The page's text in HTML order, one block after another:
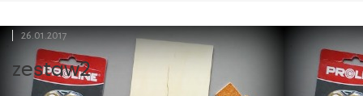
26.01.2017
zestaw2